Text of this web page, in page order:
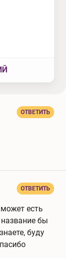
ОТВЕТИТЬ
ОТВЕТИТЬ
есть
бы
буду